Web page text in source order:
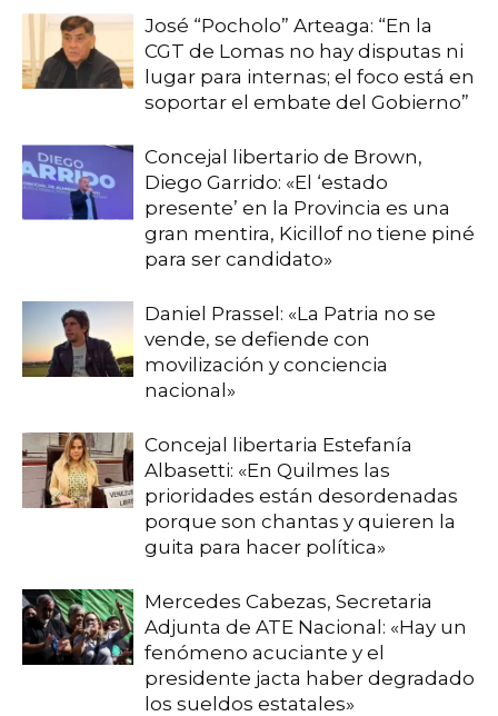
José “Pocholo” Arteaga: “En la
CGT de Lomas no hay disputas ni
lugar para internas; el foco está en
soportar el embate del Gobierno”
Concejal libertario de Brown,
Diego Garrido: «El ‘estado
presente’ en la Provincia es una
gran mentira, Kicillof no tiene piné
para ser candidato»
Daniel Prassel: «La Patria no se
vende, se defiende con
movilización y conciencia
nacional»
Concejal libertaria Estefanía
Albasetti: «En Quilmes las
prioridades están desordenadas
porque son chantas y quieren la
guita para hacer política»
Mercedes Cabezas, Secretaria
Adjunta de ATE Nacional: «Hay un
fenómeno acuciante y el
presidente jacta haber degradado
los sueldos estatales»